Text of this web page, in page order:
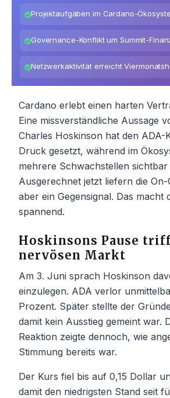
Projektaufgaben im Cardano-
Governance-Konflikt um Summit-
Netzwerkaktivität erreicht
Cardano erlebt einen harten
Eine missverständliche Aussage
Charles Hoskinson hat den ADA-
Druck gesetzt, während im
mehrere Schwachstellen sichtbar
Ausgerechnet jetzt liefern die On-
aber ein Gegensignal. Das macht
spannend.
Hoskinsons Pause
nervösen Markt
Am 3. Juni sprach Hoskinson
einzulegen. ADA verlor
Prozent. Später stellte der
damit kein Ausstieg gemeint war.
Reaktion zeigte dennoch, wie
Stimmung bereits war.
Der Kurs fiel bis auf 0,15 Dollar
damit den niedrigsten Stand seit